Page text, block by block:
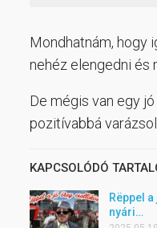
Mondhatnám, hogy
nehéz elengedni és
De mégis van egy
pozitívabbá
KAPCSOLÓDÓ
Rëppel
nyári…